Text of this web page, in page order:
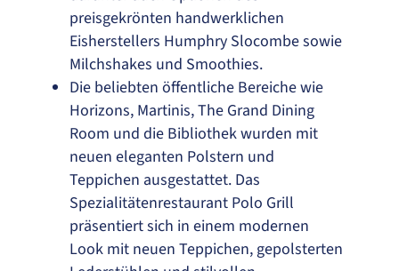
preisgekrönten handwerklichen
Eisherstellers Humphry Slocombe sowie
Milchshakes und Smoothies.
Die beliebten öffentliche Bereiche wie
Horizons, Martinis, The Grand Dining
Room und die Bibliothek wurden mit
neuen eleganten Polstern und
Teppichen ausgestattet. Das
Spezialitätenrestaurant Polo Grill
präsentiert sich in einem modernen
Look mit neuen Teppichen, gepolsterten